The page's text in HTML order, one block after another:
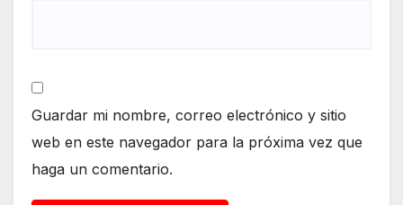
Guardar mi nombre, correo electrónico y sitio
web en este navegador para la próxima vez que
haga un comentario.